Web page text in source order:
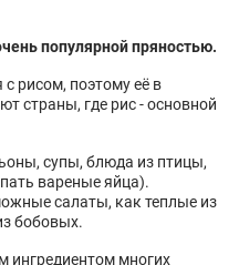
популярной пряностью.
с рисом, поэтому её в
страны, где рис - основной
супы, блюда из птицы,
вареные яйца).
салаты, как теплые из
бобовых.
ингредиентом многих